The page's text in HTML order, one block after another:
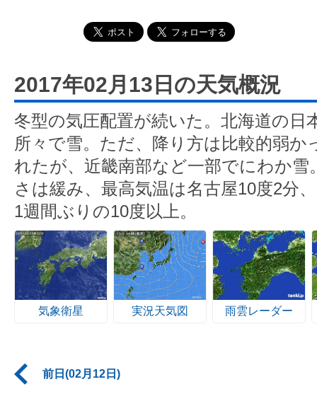
2017年02月13日の天気概況
冬型の気圧配置が続いた。北海道の日
所々で雪。ただ、降り方は比較的弱か
れたが、近畿南部など一部でにわか
さは緩み、最高気温は名古屋10度2分
1週間ぶりの10度以上。
気象衛星 実況天気図 雨雲レーダー
前日(02月12日)